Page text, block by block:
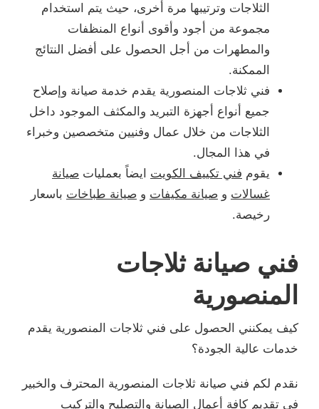
الثلاجات وترتيبها مرة أخرى، حيث يتم استخدام
مجموعة من أجود وأقوى أنواع المنظفات
والمطهرات من أجل الحصول على أفضل النتائج
الممكنة.
فني ثلاجات المنصورية يقدم خدمة صيانة وإصلاح
جميع أنواع أجهزة التبريد والمكثف الموجود داخل
الثلاجات من خلال عمال وفنيين متخصصين وخبراء
في هذا المجال.
يقوم فني تكييف الكويت ايضاً بعمليات صيانة
غسالات و صيانة مكيفات و صيانة طباخات باسعار
رخيصة.
فني صيانة ثلاجات
المنصورية
كيف يمكنني الحصول على فني ثلاجات المنصورية يقدم
خدمات عالية الجودة؟
نقدم لكم فني صيانة ثلاجات المنصورية المحترف والخبير
في تقديم كافة أعمال الصيانة والتصليح والتركيب